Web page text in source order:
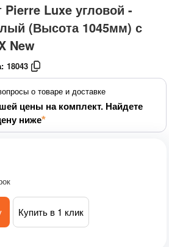
Luxe угловой -
(Высота 1045мм) с
New
18043
о товаре и доставке
цены на комплект. Найдете
ниже
Купить в 1 клик